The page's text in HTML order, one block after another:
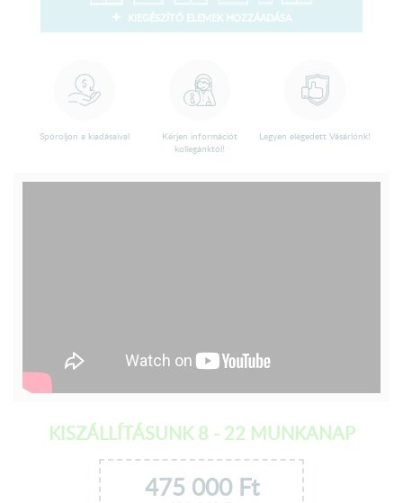
KIEGÉSZÍTŐ ELEMEK HOZZÁADÁSA
Spóroljon a kiadásaival
Kérjen információt
kollegánktól!
Legyen elégedett Vásárlónk!
KISZÁLLÍTÁSUNK 8 - 22 MUNKANAP
475 000Ft